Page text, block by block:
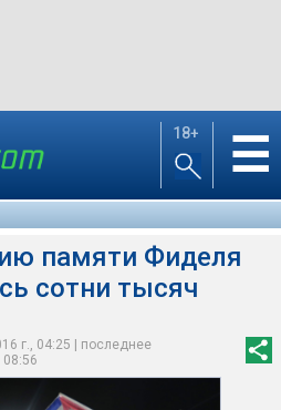
18+ ☰
памяти Фиделя
сотни тысяч
г., 04:25 | последнее
08:56